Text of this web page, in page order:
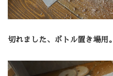
切れました、ボトル置き場用。